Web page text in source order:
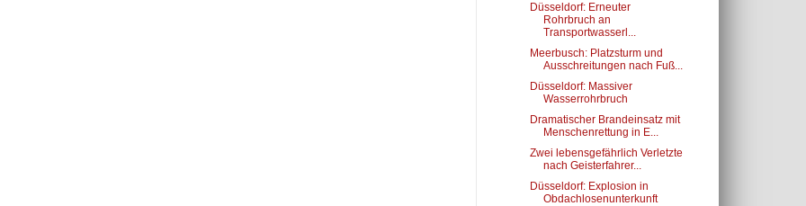
Düsseldorf: Erneuter
Rohrbruch an
Transportwasserl...
Meerbusch: Platzsturm und
Ausschreitungen nach Fuß...
Düsseldorf: Massiver
Wasserrohrbruch
Dramatischer Brandeinsatz mit
Menschenrettung in E...
Zwei lebensgefährlich Verletzte
nach Geisterfahrer...
Düsseldorf: Explosion in
Obdachlosenunterkunft